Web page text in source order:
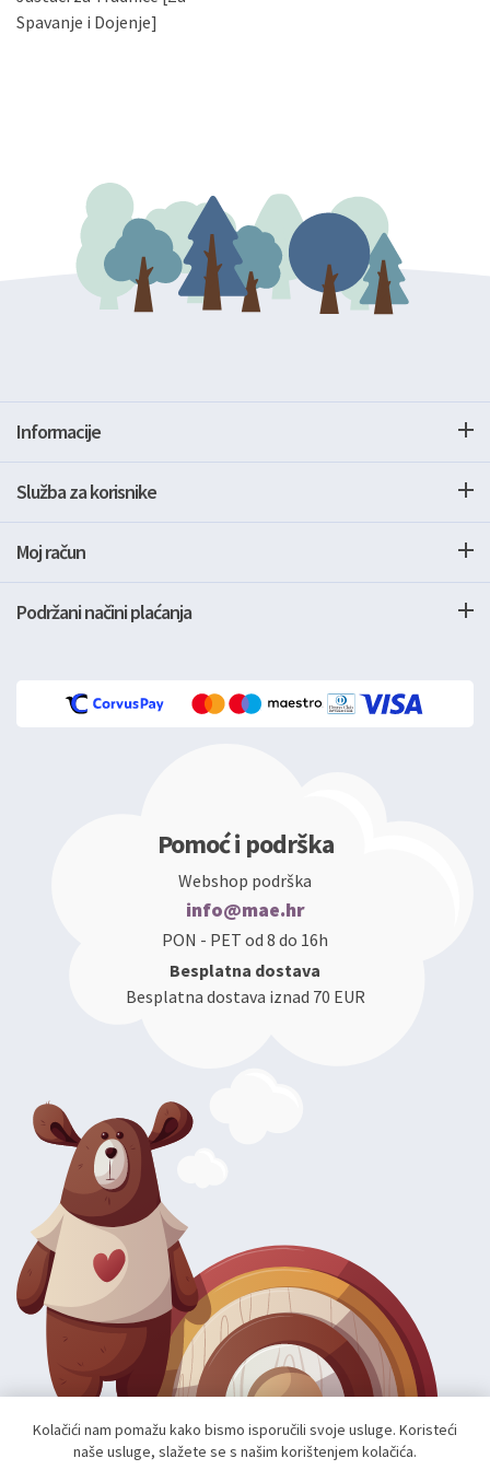
gore navedenu adresu ili e-mailom na adresu:
Spavanje i Dojenje]
Informacije
Služba za korisnike
Moj račun
Podržani načini plaćanja
Pomoć i podrška
Webshop podrška
info@mae.hr
PON - PET od 8 do 16h
Besplatna dostava
Besplatna dostava iznad 70 EUR
Kolačići nam pomažu kako bismo isporučili svoje usluge. Koristeći
naše usluge, slažete se s našim korištenjem kolačića.